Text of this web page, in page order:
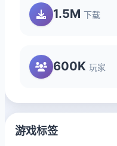
1.5M 下载
600K 玩家
游戏标签